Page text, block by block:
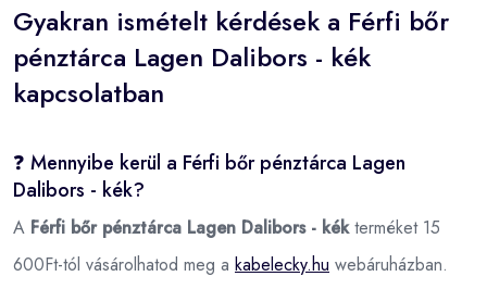
Gyakran ismételt kérdések a Férfi bőr
pénztárca Lagen Dalibors - kék
kapcsolatban
❓ Mennyibe kerül a Férfi bőr pénztárca Lagen
Dalibors - kék?
A Férfi bőr pénztárca Lagen Dalibors - kékterméket 15
600Ft-tól vásárolhatod meg a kabelecky.hu webáruházban.